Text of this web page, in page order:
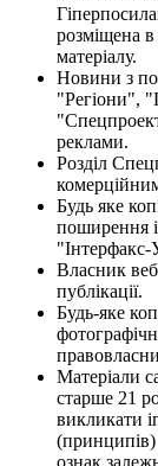
розміщена в
матеріалу.
Новини з
"Регіони",
реклами.
Розділ
Будь яке
поширення
"Інтерфакс-
Власник
публікації.
Будь-яке
Матеріали
старше 21
викликати
(принципів)
ознак